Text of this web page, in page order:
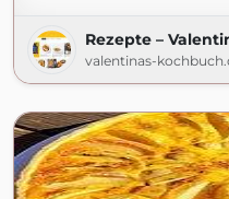
Rezepte –
valentinas-